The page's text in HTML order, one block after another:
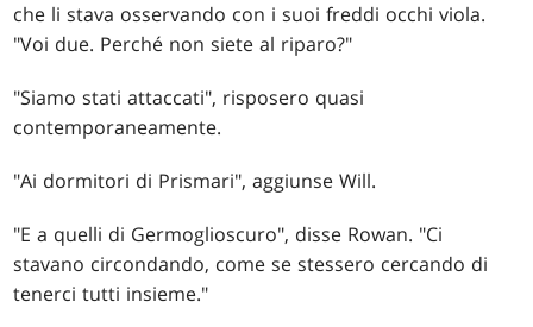
che li stava osservando con i suoi freddi occhi viola.
"Voi due. Perché non siete al riparo?"
"Siamo stati attaccati", risposero quasi
contemporaneamente.
"Ai dormitori di Prismari", aggiunse Will.
"E a quelli di Germoglioscuro", disse Rowan. "Ci
stavano circondando, come se stessero cercando di
tenerci tutti insieme."